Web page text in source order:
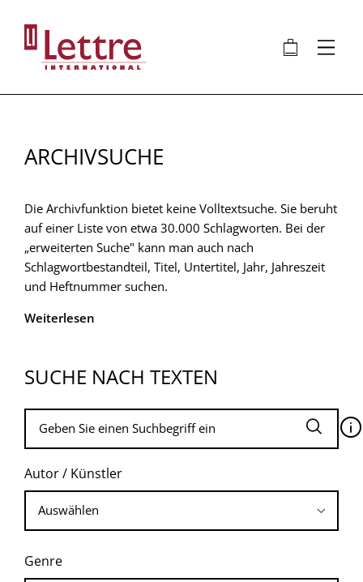
Inhalt
🛍 ⋮
ARCHIVSUCHE
Die Archivfunktion bietet keine Volltextsuche. Sie beruht
auf einer Liste von etwa 30.000 Schlagworten. Bei der
„erweiterten Suche" kann man auch nach
Schlagwortbestandteil, Titel, Untertitel, Jahr, Jahreszeit
und Heftnummer suchen.
Weiterlesen
SUCHE NACH TEXTEN
🛈
Autor / Künstler
Genre